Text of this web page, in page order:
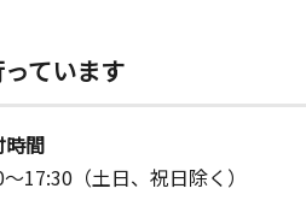
ています
時間
17:30（土日、祝日除く）